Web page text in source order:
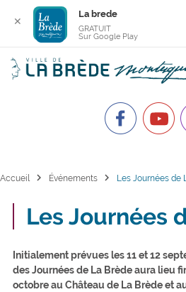
Accueil chevron_right Événements chevron_right Les Journées de
Les Journées
Initialement prévues les 11 et 12
des Journées de La Brède aura lieu
octobre au Château de La Brède et
✕
La brede
GRATUIT
Sur Google Play